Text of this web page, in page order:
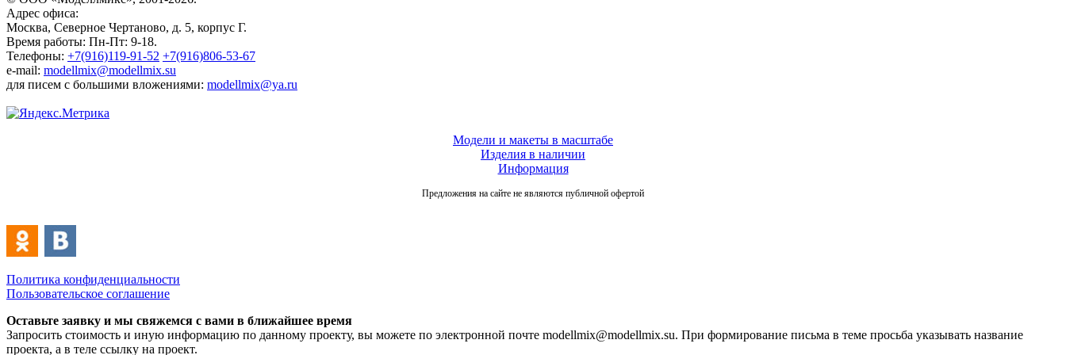
Адрес офиса:
Москва, Северное Чертаново, д. 5, корпус Г.
Время работы: Пн-Пт: 9-18.
Телефоны: +7(916)119-91-52 +7(916)806-53-67
e-mail: modellmix@modellmix.su
для писем с большими вложениями: modellmix@ya.ru
Модели и макеты в масштабе
Изделия в наличии
Информация
Предложения на сайте не являются публичной офертой
Политика конфиденциальности
Пользовательское соглашение
Оставьте заявку и мы свяжемся с вами в ближайшее время
Запросить стоимость и иную информацию по данному проекту, вы можете по электронной почте modellmix@modellmix.su. При формирование письма в теме просьба указывать название
проекта, а в теле ссылку на проект.